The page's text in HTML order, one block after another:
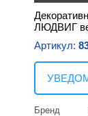
ЛЮДВИГ
Артикул:
Бренд